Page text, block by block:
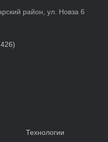
район, ул. Новза 6
Технологии